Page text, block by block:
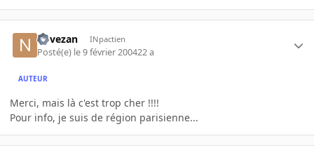
novezan INpactien
Posté(e) le 9 février 200422 a
AUTEUR
Merci, mais là c'est trop cher !!!!
Pour info, je suis de région parisienne...